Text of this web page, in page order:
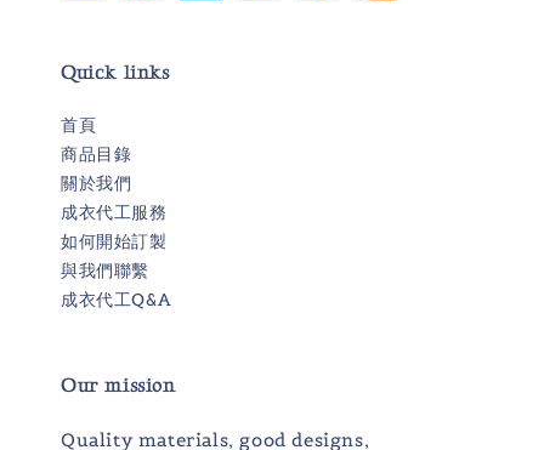
Quick links
首頁
商品目錄
關於我們
成衣代工服務
如何開始訂製
與我們聯繫
成衣代工Q&A
Our mission
Quality materials, good designs,